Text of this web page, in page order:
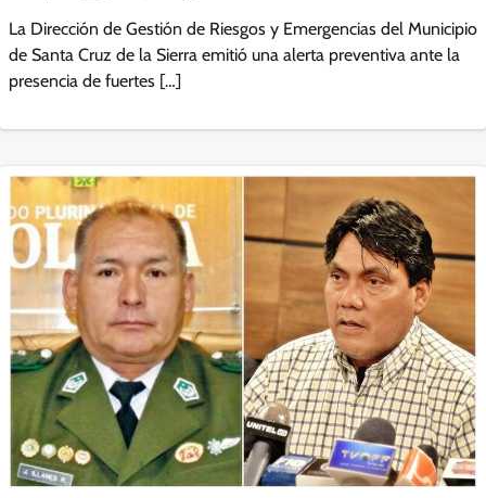
La Dirección de Gestión de Riesgos y Emergencias del Municipio
de Santa Cruz de la Sierra emitió una alerta preventiva ante la
presencia de fuertes […]